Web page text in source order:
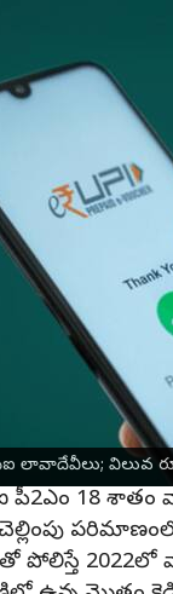
విలువ
pm
సేవల్లో
పర్సన్-టు-
44శాతం
యూపీఐ
పీ2ఎం 18
2022లో